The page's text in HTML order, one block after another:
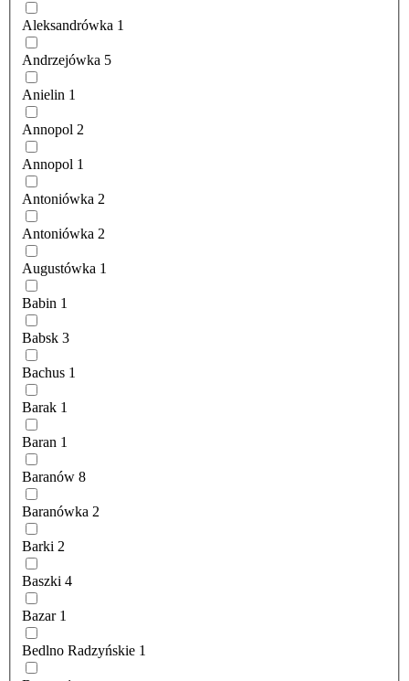
Aleksandrówka 1
Andrzejówka 5
Anielin 1
Annopol 2
Annopol 1
Antoniówka 2
Antoniówka 2
Augustówka 1
Babin 1
Babsk 3
Bachus 1
Barak 1
Baran 1
Baranów 8
Baranówka 2
Barki 2
Baszki 4
Bazar 1
Bedlno Radzyńskie 1